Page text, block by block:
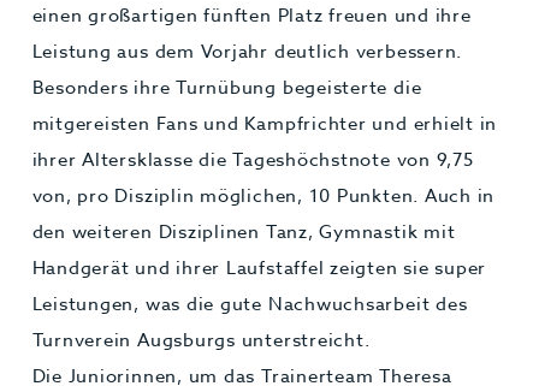
einen großartigen fünften Platz freuen und ihre
Leistung aus dem Vorjahr deutlich verbessern.
Besonders ihre Turnübung begeisterte die
mitgereisten Fans und Kampfrichter und erhielt in
ihrer Altersklasse die Tageshöchstnote von 9,75
von, pro Disziplin möglichen, 10 Punkten. Auch in
den weiteren Disziplinen Tanz, Gymnastik mit
Handgerät und ihrer Laufstaffel zeigten sie super
Leistungen, was die gute Nachwuchsarbeit des
Turnverein Augsburgs unterstreicht.
Die Juniorinnen, um das Trainerteam Theresa